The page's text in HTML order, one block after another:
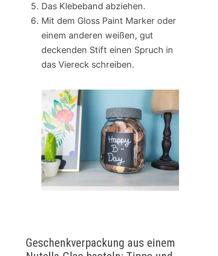
Das Klebeband abziehen.
Mit dem Gloss Paint Marker oder
einem anderen weißen, gut
deckenden Stift einen Spruch in
das Viereck schreiben.
Geschenkverpackung aus einem